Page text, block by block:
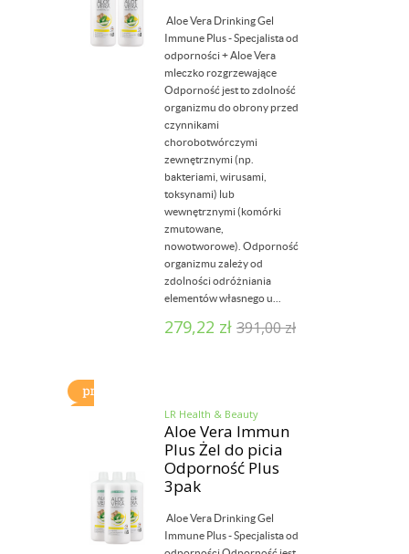
Aloe Vera Drinking Gel
Immune Plus - Specjalista od
odporności + Aloe Vera
mleczko rozgrzewające
Odporność jest to zdolność
organizmu do obrony przed
czynnikami
chorobotwórczymi
zewnętrznymi (np.
bakteriami, wirusami,
toksynami) lub
wewnętrznymi (komórki
zmutowane,
nowotworowe). Odporność
organizmu zależy od
zdolności odróżniania
elementów własnego u...
279,22 zł 391,00zł
LR Health & Beauty
Aloe Vera Immun
Plus Żel do picia
Odporność Plus
3pak
Aloe Vera Drinking Gel
Immune Plus - Specjalista od